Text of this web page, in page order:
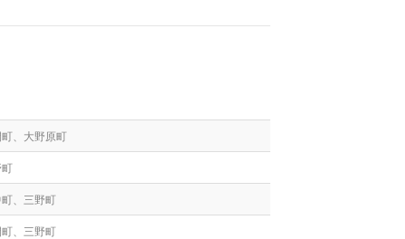
、大野原町
、三野町
、三野町